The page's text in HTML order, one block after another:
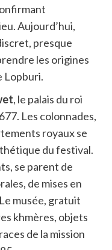
Aujourd’hui,
presque
les origines
Lopburi.
, le palais du roi
Les colonnades,
royaux se
du festival.
se parent de
de mises en
musée, gratuit
khmères, objets
de la mission